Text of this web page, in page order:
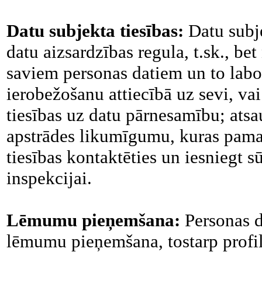
Datu subjekta tiesības: Datu
datu aizsardzības regula, t.sk.,
saviem personas datiem un to
ierobežošanu attiecībā uz sevi,
tiesības uz datu pārnesamību;
apstrādes likumīgumu, kuras
tiesības kontaktēties un iesniegt
inspekcijai.
Lēmumu pieņemšana: Personas
lēmumu pieņemšana, tostarp